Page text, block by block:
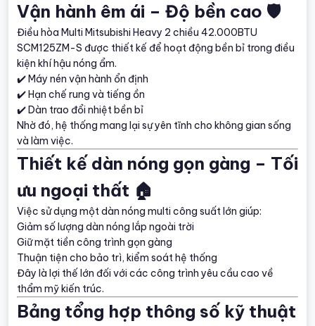
Vận hành êm ái – Độ bền cao 🛡️
Điều hòa Multi Mitsubishi Heavy 2 chiều 42.000BTU
SCM125ZM-S được thiết kế để hoạt động bền bỉ trong điều
kiện khí hậu nóng ẩm.
✔️ Máy nén vận hành ổn định
✔️ Hạn chế rung và tiếng ồn
✔️ Dàn trao đổi nhiệt bền bỉ
Nhờ đó, hệ thống mang lại sự yên tĩnh cho không gian sống
và làm việc.
Thiết kế dàn nóng gọn gàng – Tối
ưu ngoại thất 🏠
Việc sử dụng một dàn nóng multi công suất lớn giúp:
Giảm số lượng dàn nóng lắp ngoài trời
Giữ mặt tiền công trình gọn gàng
Thuận tiện cho bảo trì, kiểm soát hệ thống
Đây là lợi thế lớn đối với các công trình yêu cầu cao về
thẩm mỹ kiến trúc.
Bảng tổng hợp thông số kỹ thuật